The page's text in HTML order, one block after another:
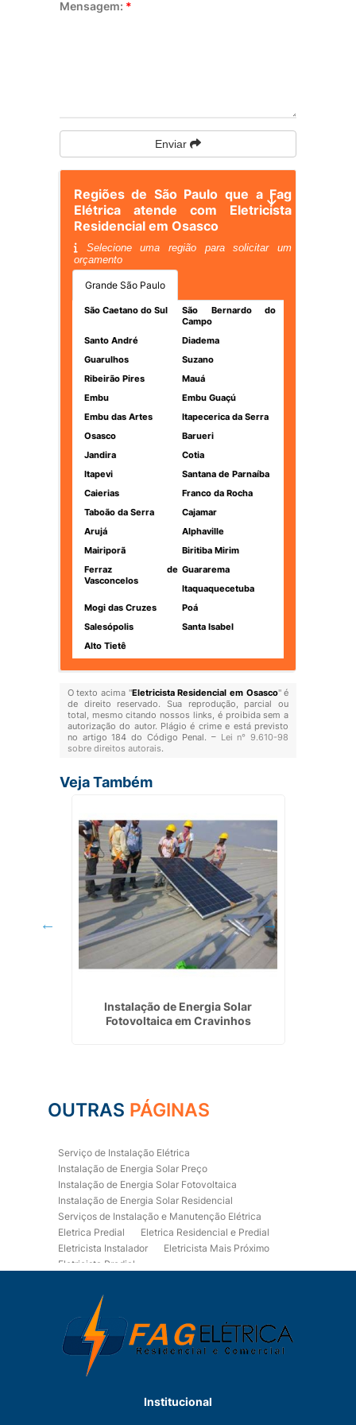
Mensagem: *
Enviar
Regiões de São Paulo que a Fag
Elétrica atende com Eletricista
Residencial em Osasco
Selecione uma região para solicitar um
orçamento
Grande São Paulo
São Caetano do Sul
São Bernardo do
Campo
Santo André
Diadema
Guarulhos
Suzano
Ribeirão Pires
Mauá
Embu
Embu Guaçú
Embu das Artes
Itapecerica da Serra
Osasco
Barueri
Jandira
Cotia
Itapevi
Santana de Parnaíba
Caierias
Franco da Rocha
Taboão da Serra
Cajamar
Arujá
Alphaville
Mairiporã
Biritiba Mirim
Ferraz de
Vasconcelos
Guararema
Itaquaquecetuba
Mogi das Cruzes
Poá
Salesópolis
Santa Isabel
Alto Tietê
O texto acima "Eletricista Residencial em Osasco" é
de direito reservado. Sua reprodução, parcial ou
total, mesmo citando nossos links, é proibida sem a
autorização do autor. Plágio é crime e está previsto
no artigo 184 do Código Penal. – Lei n° 9.610-98
sobre direitos autorais.
Veja Também
Instalação de Energia Solar
Fotovoltaica em Cravinhos
OUTRAS PÁGINAS
Serviço de Instalação Elétrica
Instalação de Energia Solar Preço
Instalação de Energia Solar Fotovoltaica
Instalação de Energia Solar Residencial
Serviços de Instalação e Manutenção Elétrica
Eletrica Predial
Eletrica Residencial e Predial
Eletricista Instalador
Eletricista Mais Próximo
Eletricista Predial
Eletricista Residencial
Eletricista Residencial E Predial
Eletricistas de Manutenção
Empresa de Instalações Elétricas
Empresa de Manutenção Eletrica
Empresa de Prestação de Serviços Eletricos
Fiação para Instalação Eletrica Residencial
Institucional